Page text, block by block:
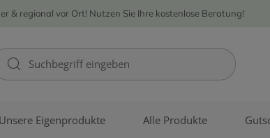
& regional vor Ort! Nutzen Sie Ihre kostenlose Beratung!
Unsere Eigenprodukte Alle Produkte